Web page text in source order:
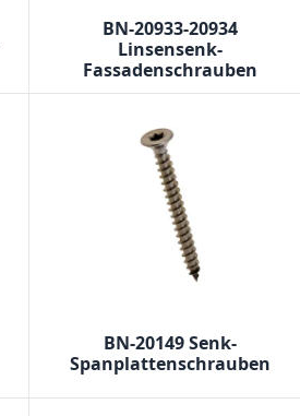
BN-20933-20934
Linsensenk-
Fassadenschrauben
BN-20149 Senk-
Spanplattenschrauben